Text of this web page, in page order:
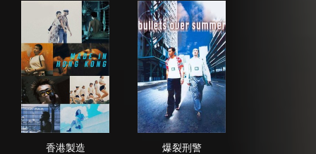
香港製造
爆裂刑警